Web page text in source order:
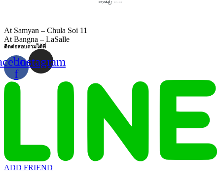
At Samyan – Chula Soi 11
At Bangna – LaSalle
ติดต่อสอบถามได้ที่
f
Instagram
ADD FRIEND